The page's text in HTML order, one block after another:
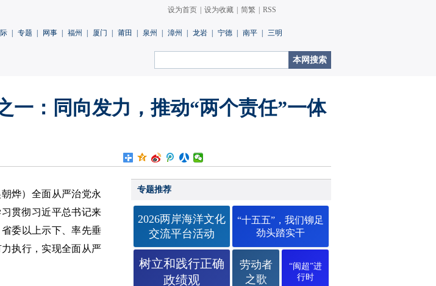
设为首页 设为收藏 简繁 RSS
专题 网事 福州 厦门 莆田 泉州 漳州 龙岩 宁德 南平 三明
一：同向发力，推动“两个责任”一体
烨）全面从严治党永
贯彻习近平总书记来
委以上示下、率先垂
执行，实现全面从严
专题推荐
2026两岸海洋文化
交流平台活动
“十五五”，我们铆足
劲头踏实干
树立和践行正确
政绩观
劳动者
之歌
“闽超”进
行时